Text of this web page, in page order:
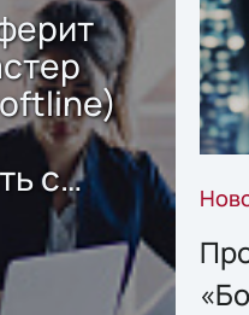
с